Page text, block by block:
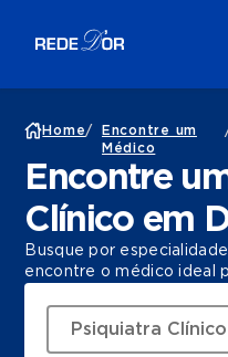
Home/
Encontre um
Médico
Encontre
Clínico em
Busque por
encontre o médico ideal